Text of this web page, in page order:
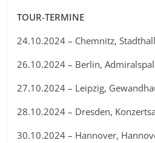
TOUR-TERMINE
24.10.2024 – Chemnitz,
26.10.2024 – Berlin,
27.10.2024 – Leipzig,
28.10.2024 – Dresden,
30.10.2024 – Hannover,